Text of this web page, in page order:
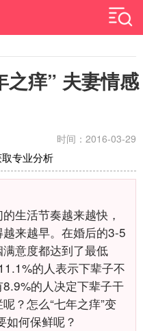
之痒” 夫妻情感
时间：2016-03-29
专业分析
生活节奏越来越快，
来越早。在婚后的3-5
意度都达到了最低
的人表示下辈子不
的人决定下辈子干
？怎么“七年之痒”变
如何保鲜呢？